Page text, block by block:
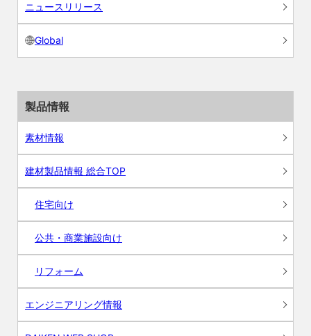
ニュースリリース
Global
製品情報
素材情報
建材製品情報 総合TOP
住宅向け
公共・商業施設向け
リフォーム
エンジニアリング情報